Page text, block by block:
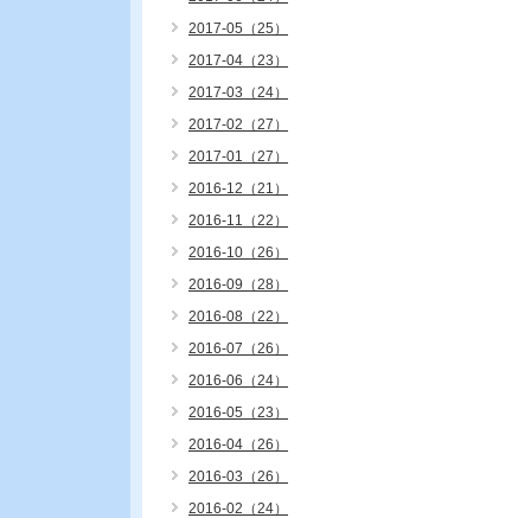
2017-05（25）
2017-04（23）
2017-03（24）
2017-02（27）
2017-01（27）
2016-12（21）
2016-11（22）
2016-10（26）
2016-09（28）
2016-08（22）
2016-07（26）
2016-06（24）
2016-05（23）
2016-04（26）
2016-03（26）
2016-02（24）